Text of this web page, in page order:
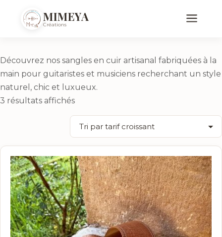
MIMEYA
CréationsSangles Classique
Découvrez nos sangles en cuir artisanal fabriquées à la
main pour guitaristes et musiciens recherchant un style
naturel, chic et luxueux.
3 résultats affichésTrié
par
prix
croissant